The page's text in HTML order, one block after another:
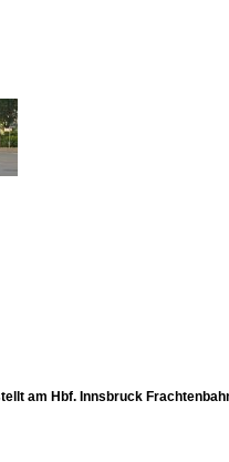
am Hbf. Innsbruck